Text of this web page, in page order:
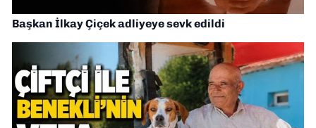
Başkan İlkay Çiçek adliyeye sevk edildi